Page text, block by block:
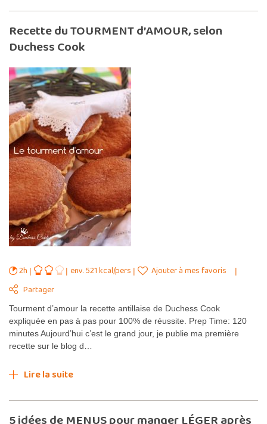
Recette du TOURMENT d’AMOUR, selon
Duchess Cook
2h env. 521 kcal/pers
Ajouter à mes favoris
Partager
Tourment d’amour la recette antillaise de Duchess Cook
expliquée en pas à pas pour 100% de réussite. Prep Time: 120
minutes Aujourd’hui c’est le grand jour, je publie ma première
recette sur le blog d…
Lire la suite